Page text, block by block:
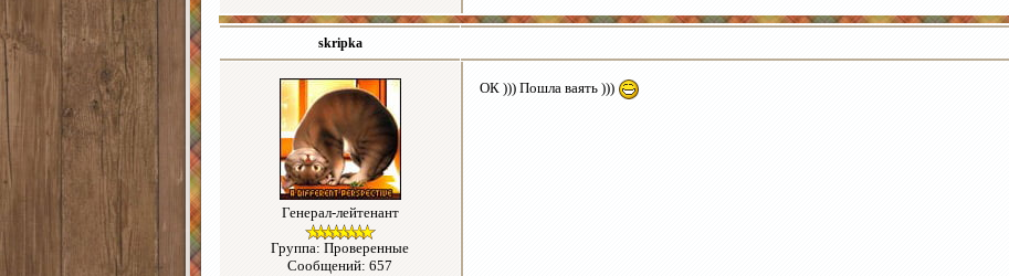
skripka
Генерал-лейтенант
Группа: Проверенные
Сообщений: 657
ОК ))) Пошла ваять )))